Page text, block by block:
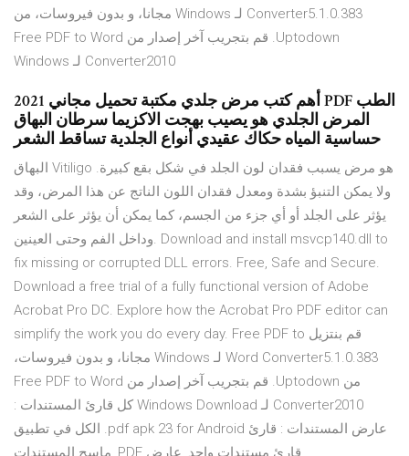
Converter5.1.0.383 لـ Windows مجانا، و بدون فيروسات، من
Uptodown. قم بتجريب آخر إصدار من Free PDF to Word
Converter2010 لـ Windows
أهم كتب مرض جلدي مكتبة تحميل مجاني 2021 PDF الطب
المرض الجلدي هو يصيب بهجت الاكزيما سرطان البهاق
البهاق Vitiligo هو مرض يسبب فقدان لون الجلد في شكل بقع كبيرة.
ولا يمكن التنبؤ بشدة ومعدل فقدان اللون الناتج عن هذا المرض، وقد
يؤثر على الجلد أو أي جزء من الجسم، كما يمكن أن يؤثر على الشعر
وداخل الفم وحتى العينين. Download and install msvcp140.dll to
fix missing or corrupted DLL errors. Free, Safe and Secure.
Download a free trial of a fully functional version of Adobe
Acrobat Pro DC. Explore how the Acrobat Pro PDF editor can
simplify the work you do every day. ‫قم بنتزيل Free PDF to
Word Converter5.1.0.383 لـ Windows مجانا، و بدون فيروسات،
من Uptodown. قم بتجريب آخر إصدار من Free PDF to Word
Converter2010 لـ Windows Download كل قارئ المستندات :
عارض المستندات : قارئ pdf apk 23 for Android. الكل في تطبيق